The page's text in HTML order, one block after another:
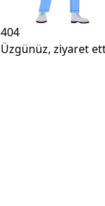
404
Üzgünüz, ziyaret